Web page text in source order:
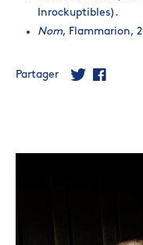
Inrockuptibles).
Nom, Flammarion,
Partager